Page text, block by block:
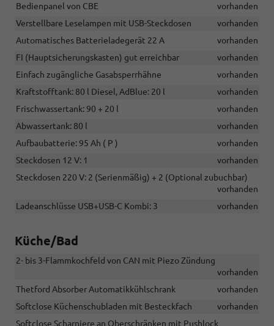
Bedienpanel von CBE
vorhanden
Verstellbare Leselampen mit USB-Steckdosen
vorhanden
Automatisches Batterieladegerät 22 A
vorhanden
FI (Hauptsicherungskasten) gut erreichbar
vorhanden
Einfach zugängliche Gasabsperrhähne
vorhanden
Kraftstofftank: 80 l Diesel, AdBlue: 20 l
vorhanden
Frischwassertank: 90 + 20 l
vorhanden
Abwassertank: 80 l
vorhanden
Aufbaubatterie: 95 Ah ( P )
vorhanden
Steckdosen 12 V: 1
vorhanden
Steckdosen 220 V: 2 (Serienmäßig) + 2 (Optional zubuchbar)
vorhanden
Ladeanschlüsse USB+USB-C Kombi: 3
vorhanden
Küche/Bad
2- bis 3-Flammkochfeld von CAN mit Piezo Zündung
vorhanden
Thetford Absorber Automatikkühlschrank
vorhanden
Softclose Küchenschubladen mit Besteckfach
vorhanden
Softclose Scharniere an Oberschränken mit Pushlock